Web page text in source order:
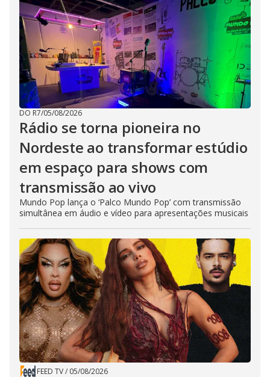
DO R7/05/08/2026
Rádio se torna pioneira no
Nordeste ao transformar estúdio
em espaço para shows com
transmissão ao vivo
Mundo Pop lança o ‘Palco Mundo Pop’ com transmissão
simultânea em áudio e vídeo para apresentações musicais
FEED TV/ 05/08/2026